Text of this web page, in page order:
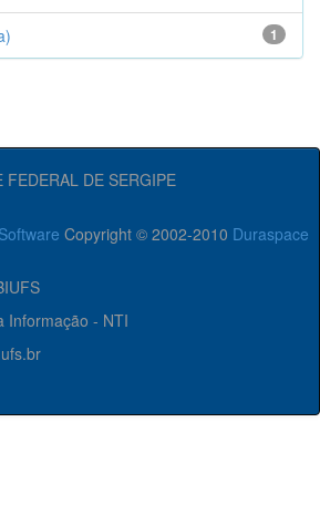
1
FEDERAL DE SERGIPE
Copyright © 2002-2010 Duraspace
Informação - NTI